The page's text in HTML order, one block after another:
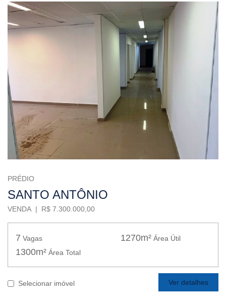
PRÉDIO
SANTO ANTÔNIO
VENDA | R$ 7.300.000,00
7 Vagas 1270m² Área Útil
1300m² Área Total
Selecionar imóvel Ver detalhes